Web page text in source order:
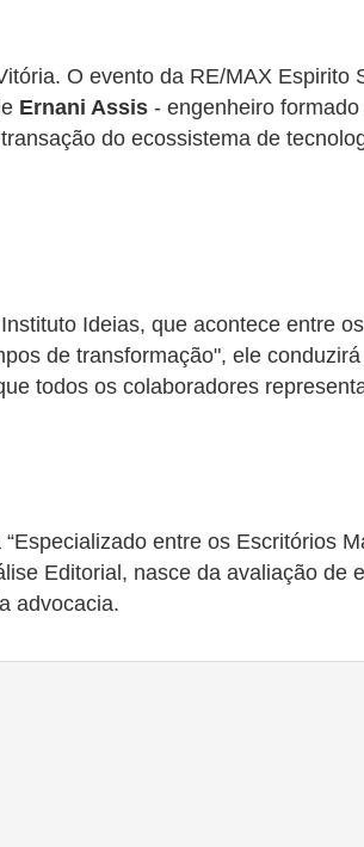
O evento da RE/MAX Espirito
Ernani Assis - engenheiro
do ecossistema de
Ideias, que acontece entre
de transformação", ele
todos os colaboradores
entre os Escritórios
Editorial, nasce da avaliação de
advocacia.